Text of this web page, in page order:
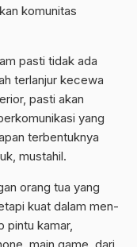
komunitas
pasti tidak ada
terlanjur kecewa
pasti akan
yang
terbentuknya
mustahil.
orang tua yang
kuat dalam men-
pintu kamar,